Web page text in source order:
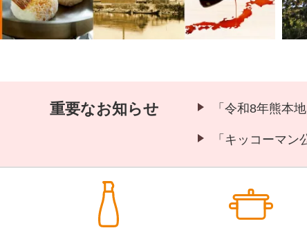
重要なお知らせ 「令和8年熊本
「キッコーマ